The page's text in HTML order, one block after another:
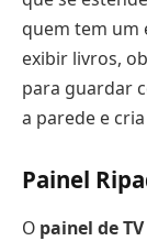
quem tem um
exibir livros,
para guardar
a parede e
Painel
O painel de